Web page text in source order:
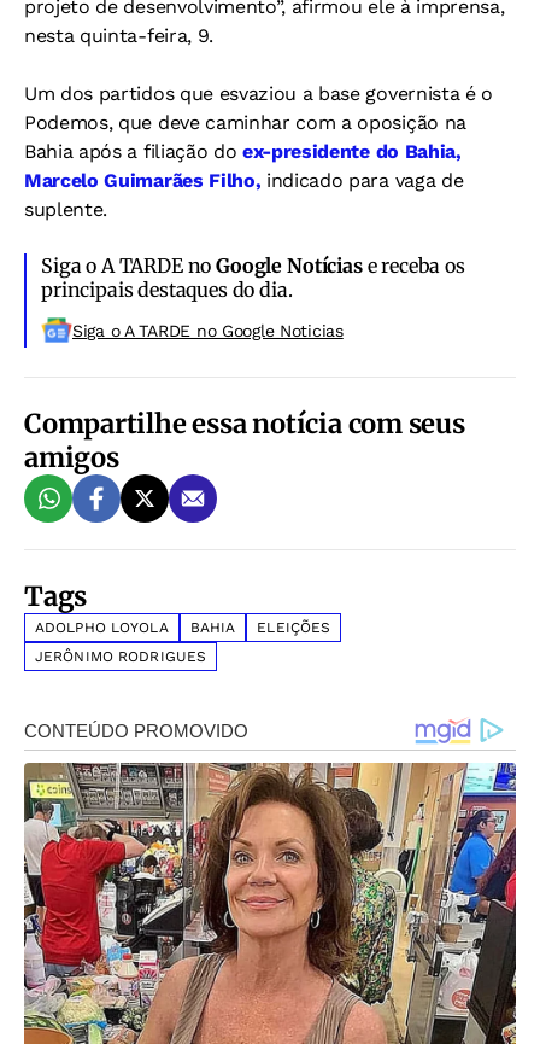
projeto de desenvolvimento”, afirmou ele à imprensa,
nesta quinta-feira, 9.
Um dos partidos que esvaziou a base governista é o
Podemos, que deve caminhar com a oposição na
Bahia após a filiação do ex-presidente do Bahia,
Marcelo Guimarães Filho, indicado para vaga de
suplente.
Siga o A TARDE noGoogle Notíciase receba os
principais destaques do dia.
Siga o A TARDE no Google Noticias
Compartilhe essa notícia com seus
amigos
Tags
ADOLPHO LOYOLA BAHIA
ELEIÇÕES
JERÔNIMO RODRIGUES